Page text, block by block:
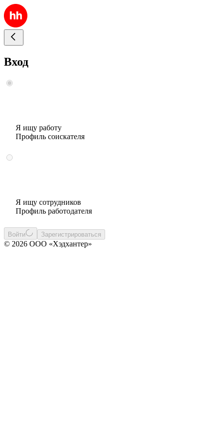
Вход
Я ищу работу
Профиль соискателя
Я ищу сотрудников
Профиль работодателя
Войти Зарегистрироваться
© 2026 ООО «Хэдхантер»